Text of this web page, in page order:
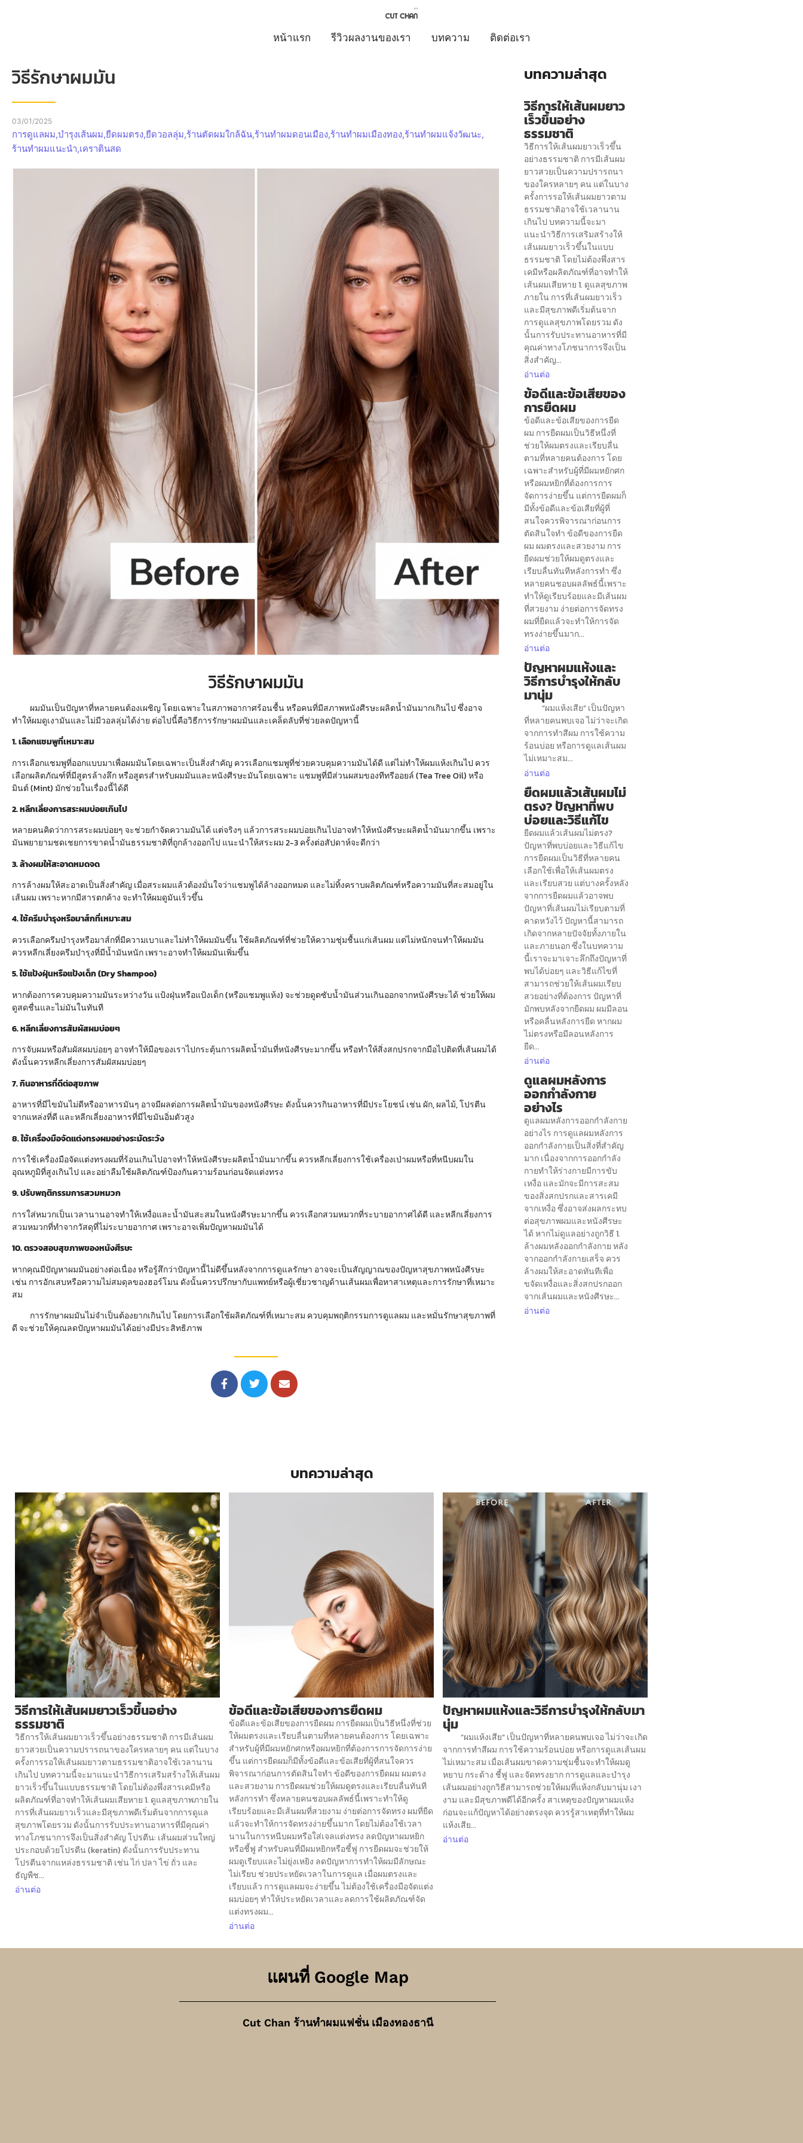
หน้าแรก รีวิวผลงานของเรา บทความ ติดต่อเรา
วิธีรักษาผมมัน
03/01/2025
การดูแลผม,บำรุงเส้นผม,ยืดผมตรง,ยืดวอลลุ่ม,ร้านตัดผมใกล้ฉัน,ร้านทำผมดอนเมือง,ร้านทำผมเมืองทอง,ร้านทำผมแจ้งวัฒนะ,
ร้านทำผมแนะนำ,เคราตินสด
วิธีรักษาผมมัน
ผมมันเป็นปัญหาที่หลายคนต้องเผชิญ โดยเฉพาะในสภาพอากาศร้อนชื้น หรือคนที่มีสภาพหนังศีรษะผลิตน้ำมันมากเกินไป ซึ่งอาจ
ทำให้ผมดูเงามันและไม่มีวอลลุ่มได้ง่าย ต่อไปนี้คือวิธีการรักษาผมมันและเคล็ดลับที่ช่วยลดปัญหานี้
1. เลือกแชมพูที่เหมาะสม
การเลือกแชมพูที่ออกแบบมาเพื่อผมมันโดยเฉพาะเป็นสิ่งสำคัญ ควรเลือกแชมพูที่ช่วยควบคุมความมันได้ดี แต่ไม่ทำให้ผมแห้งเกินไป ควร
เลือกผลิตภัณฑ์ที่มีสูตรล้างลึก หรือสูตรสำหรับผมมันและหนังศีรษะมันโดยเฉพาะ แชมพูที่มีส่วนผสมของทีทรีออยล์ (Tea Tree Oil) หรือ
มินต์ (Mint) มักช่วยในเรื่องนี้ได้ดี
2. หลีกเลี่ยงการสระผมบ่อยเกินไป
หลายคนคิดว่าการสระผมบ่อยๆ จะช่วยกำจัดความมันได้ แต่จริงๆ แล้วการสระผมบ่อยเกินไปอาจทำให้หนังศีรษะผลิตน้ำมันมากขึ้น เพราะ
มันพยายามชดเชยการขาดน้ำมันธรรมชาติที่ถูกล้างออกไป แนะนำให้สระผม 2-3 ครั้งต่อสัปดาห์จะดีกว่า
3. ล้างผมให้สะอาดหมดจด
การล้างผมให้สะอาดเป็นสิ่งสำคัญ เมื่อสระผมแล้วต้องมั่นใจว่าแชมพูได้ล้างออกหมด และไม่ทิ้งคราบผลิตภัณฑ์หรือความมันที่สะสมอยู่ใน
เส้นผม เพราะหากมีสารตกค้าง จะทำให้ผมดูมันเร็วขึ้น
4. ใช้ครีมบำรุงหรือมาส์กที่เหมาะสม
ควรเลือกครีมบำรุงหรือมาส์กที่มีความเบาและไม่ทำให้ผมมันขึ้น ใช้ผลิตภัณฑ์ที่ช่วยให้ความชุ่มชื้นแก่เส้นผม แต่ไม่หนักจนทำให้ผมมัน
ควรหลีกเลี่ยงครีมบำรุงที่มีน้ำมันหนัก เพราะอาจทำให้ผมมันเพิ่มขึ้น
5. ใช้แป้งฝุ่นหรือแป้งเด็ก (Dry Shampoo)
หากต้องการควบคุมความมันระหว่างวัน แป้งฝุ่นหรือแป้งเด็ก (หรือแชมพูแห้ง) จะช่วยดูดซับน้ำมันส่วนเกินออกจากหนังศีรษะได้ ช่วยให้ผม
ดูสดชื่นและไม่มันในทันที
6. หลีกเลี่ยงการสัมผัสผมบ่อยๆ
การจับผมหรือสัมผัสผมบ่อยๆ อาจทำให้มือของเราไปกระตุ้นการผลิตน้ำมันที่หนังศีรษะมากขึ้น หรือทำให้สิ่งสกปรกจากมือไปติดที่เส้นผมได้
ดังนั้นควรหลีกเลี่ยงการสัมผัสผมบ่อยๆ
7. กินอาหารที่ดีต่อสุขภาพ
อาหารที่มีไขมันไม่ดีหรืออาหารมันๆ อาจมีผลต่อการผลิตน้ำมันของหนังศีรษะ ดังนั้นควรกินอาหารที่มีประโยชน์ เช่น ผัก, ผลไม้, โปรตีน
จากแหล่งที่ดี และหลีกเลี่ยงอาหารที่มีไขมันอิ่มตัวสูง
8. ใช้เครื่องมือจัดแต่งทรงผมอย่างระมัดระวัง
การใช้เครื่องมือจัดแต่งทรงผมที่ร้อนเกินไปอาจทำให้หนังศีรษะผลิตน้ำมันมากขึ้น ควรหลีกเลี่ยงการใช้เครื่องเป่าผมหรือที่หนีบผมใน
อุณหภูมิที่สูงเกินไป และอย่าลืมใช้ผลิตภัณฑ์ป้องกันความร้อนก่อนจัดแต่งทรง
9. ปรับพฤติกรรมการสวมหมวก
การใส่หมวกเป็นเวลานานอาจทำให้เหงื่อและน้ำมันสะสมในหนังศีรษะมากขึ้น ควรเลือกสวมหมวกที่ระบายอากาศได้ดี และหลีกเลี่ยงการ
สวมหมวกที่ทำจากวัสดุที่ไม่ระบายอากาศ เพราะอาจเพิ่มปัญหาผมมันได้
10. ตรวจสอบสุขภาพของหนังศีรษะ
หากคุณมีปัญหาผมมันอย่างต่อเนื่อง หรือรู้สึกว่าปัญหานี้ไม่ดีขึ้นหลังจากการดูแลรักษา อาจจะเป็นสัญญาณของปัญหาสุขภาพหนังศีรษะ
เช่น การอักเสบหรือความไม่สมดุลของฮอร์โมน ดังนั้นควรปรึกษากับแพทย์หรือผู้เชี่ยวชาญด้านเส้นผมเพื่อหาสาเหตุและการรักษาที่เหมาะ
สม
การรักษาผมมันไม่จำเป็นต้องยากเกินไป โดยการเลือกใช้ผลิตภัณฑ์ที่เหมาะสม ควบคุมพฤติกรรมการดูแลผม และหมั่นรักษาสุขภาพที่
ดี จะช่วยให้คุณลดปัญหาผมมันได้อย่างมีประสิทธิภาพ
บทความล่าสุด
วิธีการให้เส้นผมยาว
เร็วขึ้นอย่าง
ธรรมชาติ
วิธีการให้เส้นผมยาวเร็วขึ้น
อย่างธรรมชาติ การมีเส้นผม
ยาวสวยเป็นความปรารถนา
ของใครหลายๆ คน แต่ในบาง
ครั้งการรอให้เส้นผมยาวตาม
ธรรมชาติอาจใช้เวลานาน
เกินไป บทความนี้จะมา
แนะนำวิธีการเสริมสร้างให้
เส้นผมยาวเร็วขึ้นในแบบ
ธรรมชาติ โดยไม่ต้องพึ่งสาร
เคมีหรือผลิตภัณฑ์ที่อาจทำให้
เส้นผมเสียหาย 1. ดูแลสุขภาพ
ภายใน การที่เส้นผมยาวเร็ว
และมีสุขภาพดีเริ่มต้นจาก
การดูแลสุขภาพโดยรวม ดัง
นั้นการรับประทานอาหารที่มี
คุณค่าทางโภชนาการจึงเป็น
สิ่งสำคัญ...
อ่านต่อ
ข้อดีและข้อเสียของ
การยืดผม
ข้อดีและข้อเสียของการยืด
ผม การยืดผมเป็นวิธีหนึ่งที่
ช่วยให้ผมตรงและเรียบลื่น
ตามที่หลายคนต้องการ โดย
เฉพาะสำหรับผู้ที่มีผมหยักศก
หรือผมหยิกที่ต้องการการ
จัดการง่ายขึ้น แต่การยืดผมก็
มีทั้งข้อดีและข้อเสียที่ผู้ที่
สนใจควรพิจารณาก่อนการ
ตัดสินใจทำ ข้อดีของการยืด
ผม ผมตรงและสวยงาม การ
ยืดผมช่วยให้ผมดูตรงและ
เรียบลื่นทันทีหลังการทำ ซึ่ง
หลายคนชอบผลลัพธ์นี้เพราะ
ทำให้ดูเรียบร้อยและมีเส้นผม
ที่สวยงาม ง่ายต่อการจัดทรง
ผมที่ยืดแล้วจะทำให้การจัด
ทรงง่ายขึ้นมาก...
อ่านต่อ
ปัญหาผมแห้งและ
วิธีการบำรุงให้กลับ
มานุ่ม
“ผมแห้งเสีย” เป็นปัญหา
ที่หลายคนพบเจอ ไม่ว่าจะเกิด
จากการทำสีผม การใช้ความ
ร้อนบ่อย หรือการดูแลเส้นผม
ไม่เหมาะสม...
อ่านต่อ
ยืดผมแล้วเส้นผมไม่
ตรง? ปัญหาที่พบ
บ่อยและวิธีแก้ไข
ยืดผมแล้วเส้นผมไม่ตรง?
ปัญหาที่พบบ่อยและวิธีแก้ไข
การยืดผมเป็นวิธีที่หลายคน
เลือกใช้เพื่อให้เส้นผมตรง
และเรียบสวย แต่บางครั้งหลัง
จากการยืดผมแล้วอาจพบ
ปัญหาที่เส้นผมไม่เรียบตามที่
คาดหวังไว้ ปัญหานี้สามารถ
เกิดจากหลายปัจจัยทั้งภายใน
และภายนอก ซึ่งในบทความ
นี้เราจะมาเจาะลึกถึงปัญหาที่
พบได้บ่อยๆ และวิธีแก้ไขที่
สามารถช่วยให้เส้นผมเรียบ
สวยอย่างที่ต้องการ ปัญหาที่
มักพบหลังจากยืดผม ผมมีลอน
หรือคลื่นหลังการยืด หากผม
ไม่ตรงหรือมีลอนหลังการ
ยืด...
อ่านต่อ
ดูแลผมหลังการ
ออกกำลังกาย
อย่างไร
ดูแลผมหลังการออกกำลังกาย
อย่างไร การดูแลผมหลังการ
ออกกำลังกายเป็นสิ่งที่สำคัญ
มาก เนื่องจากการออกกำลัง
กายทำให้ร่างกายมีการขับ
เหงื่อ และมักจะมีการสะสม
ของสิ่งสกปรกและสารเคมี
จากเหงื่อ ซึ่งอาจส่งผลกระทบ
ต่อสุขภาพผมและหนังศีรษะ
ได้ หากไม่ดูแลอย่างถูกวิธี 1.
ล้างผมหลังออกกำลังกาย หลัง
จากออกกำลังกายเสร็จ ควร
ล้างผมให้สะอาดทันทีเพื่อ
ขจัดเหงื่อและสิ่งสกปรกออก
จากเส้นผมและหนังศีรษะ...
อ่านต่อ
บทความล่าสุด
วิธีการให้เส้นผมยาวเร็วขึ้นอย่าง
ธรรมชาติ
วิธีการให้เส้นผมยาวเร็วขึ้นอย่างธรรมชาติ การมีเส้นผม
ยาวสวยเป็นความปรารถนาของใครหลายๆ คน แต่ในบาง
ครั้งการรอให้เส้นผมยาวตามธรรมชาติอาจใช้เวลานาน
เกินไป บทความนี้จะมาแนะนำวิธีการเสริมสร้างให้เส้นผม
ยาวเร็วขึ้นในแบบธรรมชาติ โดยไม่ต้องพึ่งสารเคมีหรือ
ผลิตภัณฑ์ที่อาจทำให้เส้นผมเสียหาย 1. ดูแลสุขภาพภายใน
การที่เส้นผมยาวเร็วและมีสุขภาพดีเริ่มต้นจากการดูแล
สุขภาพโดยรวม ดังนั้นการรับประทานอาหารที่มีคุณค่า
ทางโภชนาการจึงเป็นสิ่งสำคัญ โปรตีน: เส้นผมส่วนใหญ่
ประกอบด้วยโปรตีน (keratin) ดังนั้นการรับประทาน
โปรตีนจากแหล่งธรรมชาติ เช่น ไก่ ปลา ไข่ ถั่ว และ
ธัญพืช...
อ่านต่อ
ข้อดีและข้อเสียของการยืดผม
ข้อดีและข้อเสียของการยืดผม การยืดผมเป็นวิธีหนึ่งที่ช่วย
ให้ผมตรงและเรียบลื่นตามที่หลายคนต้องการ โดยเฉพาะ
สำหรับผู้ที่มีผมหยักศกหรือผมหยิกที่ต้องการการจัดการง่าย
ขึ้น แต่การยืดผมก็มีทั้งข้อดีและข้อเสียที่ผู้ที่สนใจควร
พิจารณาก่อนการตัดสินใจทำ ข้อดีของการยืดผม ผมตรง
และสวยงาม การยืดผมช่วยให้ผมดูตรงและเรียบลื่นทันที
หลังการทำ ซึ่งหลายคนชอบผลลัพธ์นี้เพราะทำให้ดู
เรียบร้อยและมีเส้นผมที่สวยงาม ง่ายต่อการจัดทรง ผมที่ยืด
แล้วจะทำให้การจัดทรงง่ายขึ้นมาก โดยไม่ต้องใช้เวลา
นานในการหนีบผมหรือใส่เจลแต่งทรง ลดปัญหาผมหยิก
หรือชี้ฟู สำหรับคนที่มีผมหยิกหรือชี้ฟู การยืดผมจะช่วยให้
ผมดูเรียบและไม่ยุ่งเหยิง ลดปัญหาการทำให้ผมมีลักษณะ
ไม่เรียบ ช่วยประหยัดเวลาในการดูแล เมื่อผมตรงและ
เรียบแล้ว การดูแลผมจะง่ายขึ้น ไม่ต้องใช้เครื่องมือจัดแต่ง
ผมบ่อยๆ ทำให้ประหยัดเวลาและลดการใช้ผลิตภัณฑ์จัด
แต่งทรงผม...
อ่านต่อ
ปัญหาผมแห้งและวิธีการบำรุงให้กลับมา
นุ่ม
“ผมแห้งเสีย” เป็นปัญหาที่หลายคนพบเจอ ไม่ว่าจะเกิด
จากการทำสีผม การใช้ความร้อนบ่อย หรือการดูแลเส้นผม
ไม่เหมาะสม เมื่อเส้นผมขาดความชุ่มชื้นจะทำให้ผมดู
หยาบ กระด้าง ชี้ฟู และจัดทรงยาก การดูแลและบำรุง
เส้นผมอย่างถูกวิธีสามารถช่วยให้ผมที่แห้งกลับมานุ่ม เงา
งาม และมีสุขภาพดีได้อีกครั้ง สาเหตุของปัญหาผมแห้ง
ก่อนจะแก้ปัญหาได้อย่างตรงจุด ควรรู้สาเหตุที่ทำให้ผม
แห้งเสีย...
อ่านต่อ
แผนที่ Google Map
Cut Chan ร้านทำผมแฟชั่น เมืองทองธานี